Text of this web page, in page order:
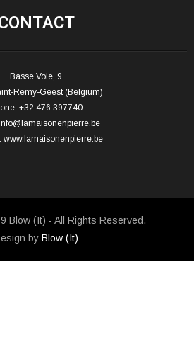
Basse Voie, 9
Remy-Geest (Belgium)
+32 476 397740
www.lamaisonenpierre.be
Blow (It) - All Rights Reserved.
by Blow (It)